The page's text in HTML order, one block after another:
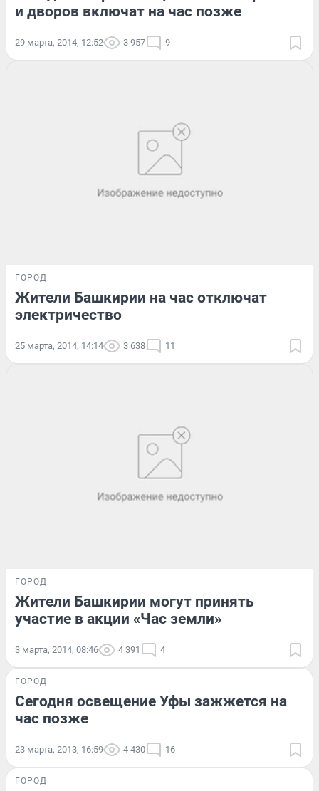
и дворов включат на час позже
29 марта, 2014, 12:52 3 957 9
ГОРОД
Жители Башкирии на час отключат
электричество
25 марта, 2014, 14:14 3 638 11
ГОРОД
Жители Башкирии могут принять
участие в акции «Час земли»
3 марта, 2014, 08:46 4 391 4
ГОРОД
Сегодня освещение Уфы зажжется на
час позже
23 марта, 2013, 16:59 4 430 16
ГОРОД